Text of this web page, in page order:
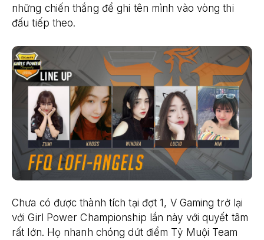
những chiến thắng để ghi tên mình vào vòng thi
đấu tiếp theo.
Chưa có được thành tích tại đợt 1, V Gaming trở lại
với Girl Power Championship lần này với quyết tâm
rất lớn. Họ nhanh chóng dứt điểm Tỷ Muội Team